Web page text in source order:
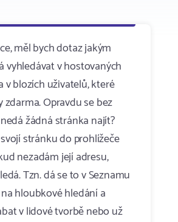
měl bych dotaz jakým
vyhledávat v hostovaných
v blozích uživatelů, které
zdarma. Opravdu se bez
žádná stránka najít?
stránku do prohlížeče
nezadám její adresu,
Tzn. dá se to v Seznamu
hloubkové hledání a
v lidové tvorbě nebo už